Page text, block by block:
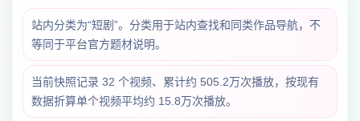
站内分类为“短剧”。分类用于站内查找和同类作品导航，不
等同于平台官方题材说明。
当前快照记录 32 个视频、累计约 505.2万次播放，按现有
数据折算单个视频平均约 15.8万次播放。